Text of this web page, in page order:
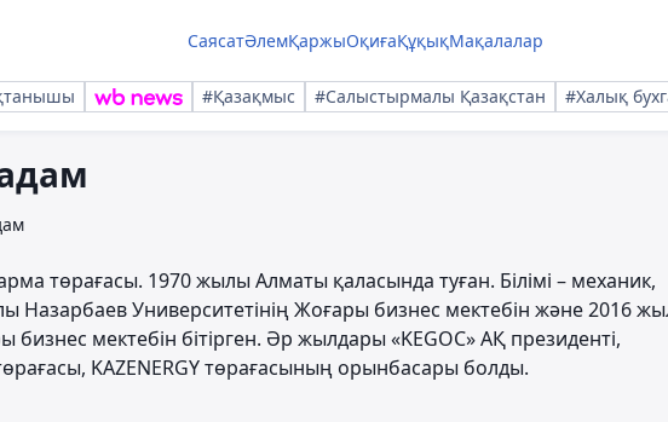
СаясатӘлемҚаржыОқиғаҚұқықМақалалар
#Қазақмыс #Салыстырмалы Қазақстан #Халық
төрағасы. 1970 жылы Алматы қаласында туған. Білімі – механик,
Назарбаев Университетінің Жоғары бизнес мектебін және 2016
бизнес мектебін бітірген. Әр жылдары «KEGOC» АҚ президенті,
KAZENERGY төрағасының орынбасары болды.